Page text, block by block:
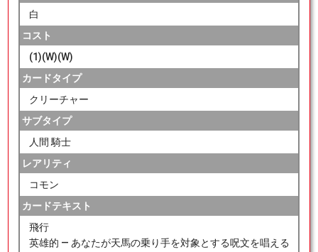
白
コスト
(1)(W)(W)
カードタイプ
クリーチャー
サブタイプ
人間 騎士
レアリティ
コモン
カードテキスト
飛行
英雄的 ― あなたが天馬の乗り手を対象とする呪文を唱える